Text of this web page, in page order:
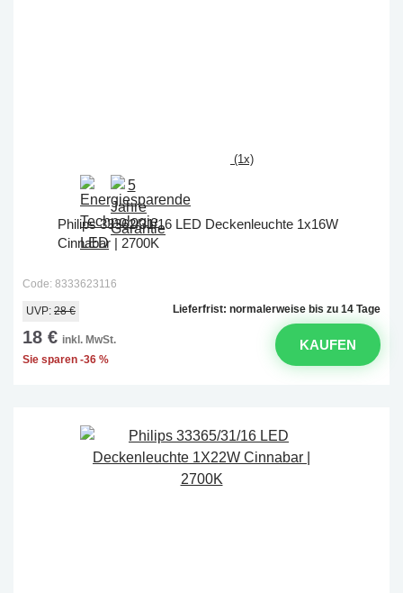
(1x)
Philips 33362/31/16 LED Deckenleuchte 1x16W
Cinnabar | 2700K
Code: 8333623116
Lieferfrist: normalerweise bis zu 14 Tage
UVP: 28 €
18 € inkl. MwSt.
Sie sparen -36 %
KAUFEN